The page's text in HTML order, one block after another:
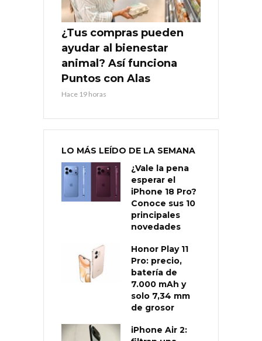
¿Tus compras pueden
ayudar al bienestar
animal? Así funciona
Puntos con Alas
Hace 19 horas
LO MÁS LEÍDO DE LA SEMANA
¿Vale la pena
esperar el
iPhone 18 Pro?
Conoce sus 10
principales
novedades
Honor Play 11
Pro: precio,
batería de
7.000 mAh y
solo 7,34 mm
de grosor
iPhone Air 2: